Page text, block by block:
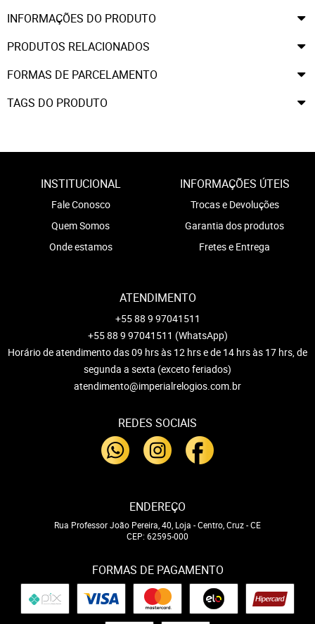
INFORMAÇÕES DO PRODUTO
PRODUTOS RELACIONADOS
FORMAS DE PARCELAMENTO
TAGS DO PRODUTO
INSTITUCIONAL
Fale Conosco
Quem Somos
Onde estamos
INFORMAÇÕES ÚTEIS
Trocas e Devoluções
Garantia dos produtos
Fretes e Entrega
ATENDIMENTO
+55 88 9 97041511
+55 88 9 97041511 (WhatsApp)
Horário de atendimento das 09 hrs às 12 hrs e de 14 hrs às 17 hrs, de
segunda a sexta (exceto feriados)
atendimento@imperialrelogios.com.br
REDES SOCIAIS
ENDEREÇO
Rua Professor João Pereira, 40, Loja -Centro, Cruz-CE
CEP: 62595-000
FORMAS DE PAGAMENTO